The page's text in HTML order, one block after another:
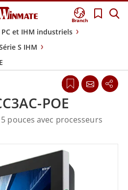
Branch
PC et IHM industriels
S IHM
POE
pouces avec processeurs